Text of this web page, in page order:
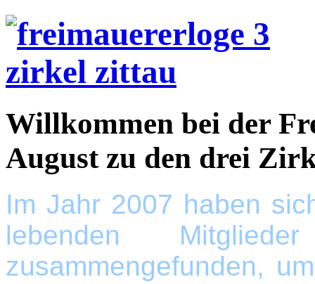
Willkommen bei der
August zu den drei
Im Jahr 2007 haben
lebenden
zusammengefunden,